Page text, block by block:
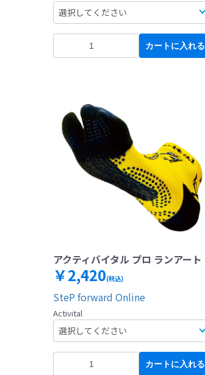
カートに入れる
アクティバイタル プロ ランアート
￥2,420(税込)
SteP forward Online
Activital
カートに入れる